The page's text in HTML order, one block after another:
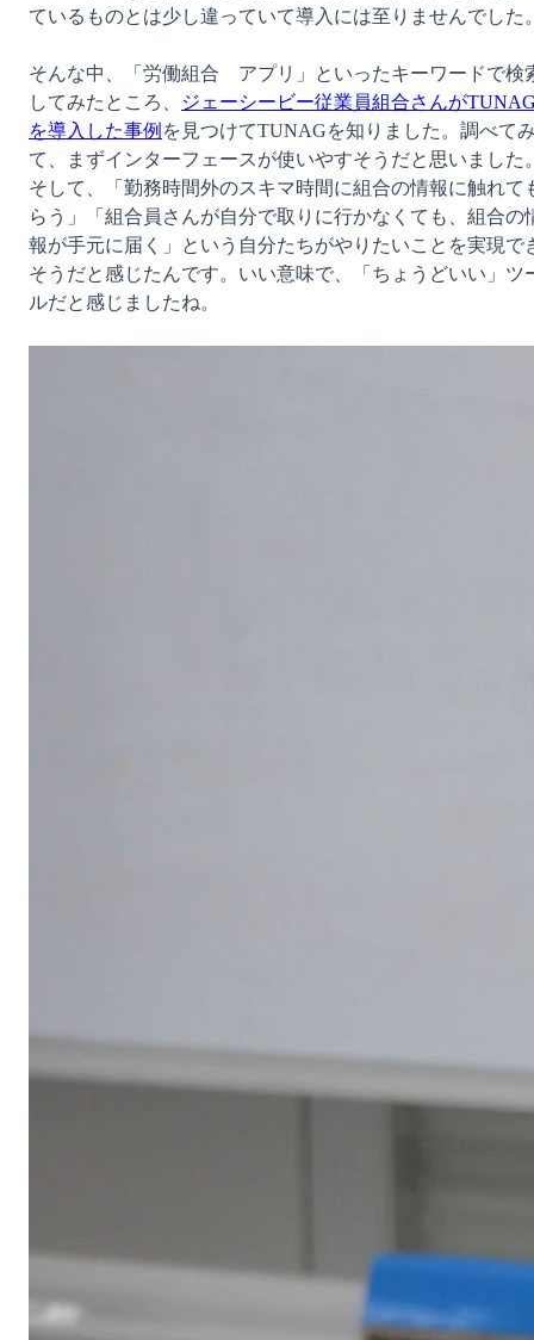
ているものとは少し違っていて導入には至りませんでした
そんな中、「労働組合　アプリ」といったキーワードで検
してみたところ、
ジェーシービー従業員組合さんが
を導入した事例 を見つけてTUNAGを知りました。調べて
て、まずインターフェースが使いやすそうだと思いました
そして、「勤務時間外のスキマ時間に組合の情報に触れて
らう」「組合員さんが自分で取りに行かなくても、組合の
報が手元に届く」という自分たちがやりたいことを実現で
そうだと感じたんです。いい意味で、「ちょうどいい」ツ
ルだと感じましたね。